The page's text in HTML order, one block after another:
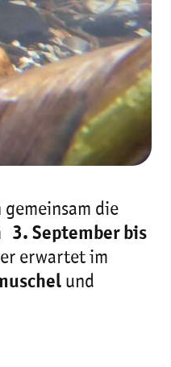
gemeinsam die
3. September bis
erwartet im
und